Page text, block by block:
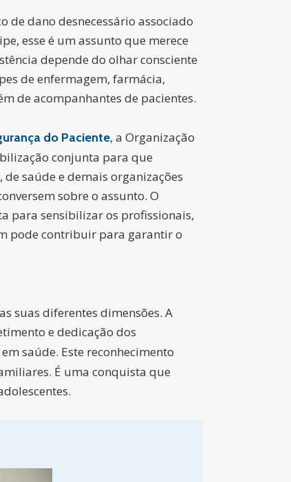
de dano desnecessário associado
esse é um assunto que merece
depende do olhar consciente
de enfermagem, farmácia,
de acompanhantes de pacientes.
do Paciente, a Organização
conjunta para que
saúde e demais organizações
sobre o assunto. O
para sensibilizar os profissionais,
pode contribuir para garantir o
suas diferentes dimensões. A
e dedicação dos
saúde. Este reconhecimento
É uma conquista que